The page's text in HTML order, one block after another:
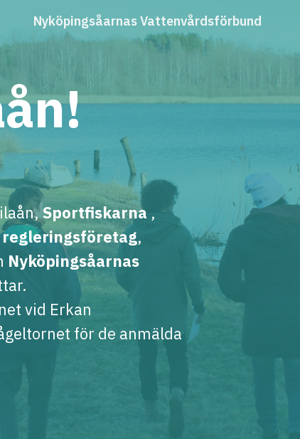
Nyköpingsåarnas Vattenvårdsförbund
Sportfiskarna ,
,
Nyköpingsåarnas
vid Erkan
för de anmälda